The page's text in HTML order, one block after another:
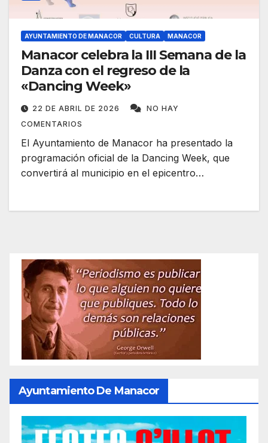
AYUNTAMIENTO DE MANACOR CULTURA MANACOR
Manacor celebra la III Semana de la
Danza con el regreso de la
«Dancing Week»
22 DE ABRIL DE 2026
NO HAY
COMENTARIOS
El Ayuntamiento de Manacor ha presentado la
programación oficial de la Dancing Week, que
convertirá al municipio en el epicentro…
Ayuntamiento De Manacor